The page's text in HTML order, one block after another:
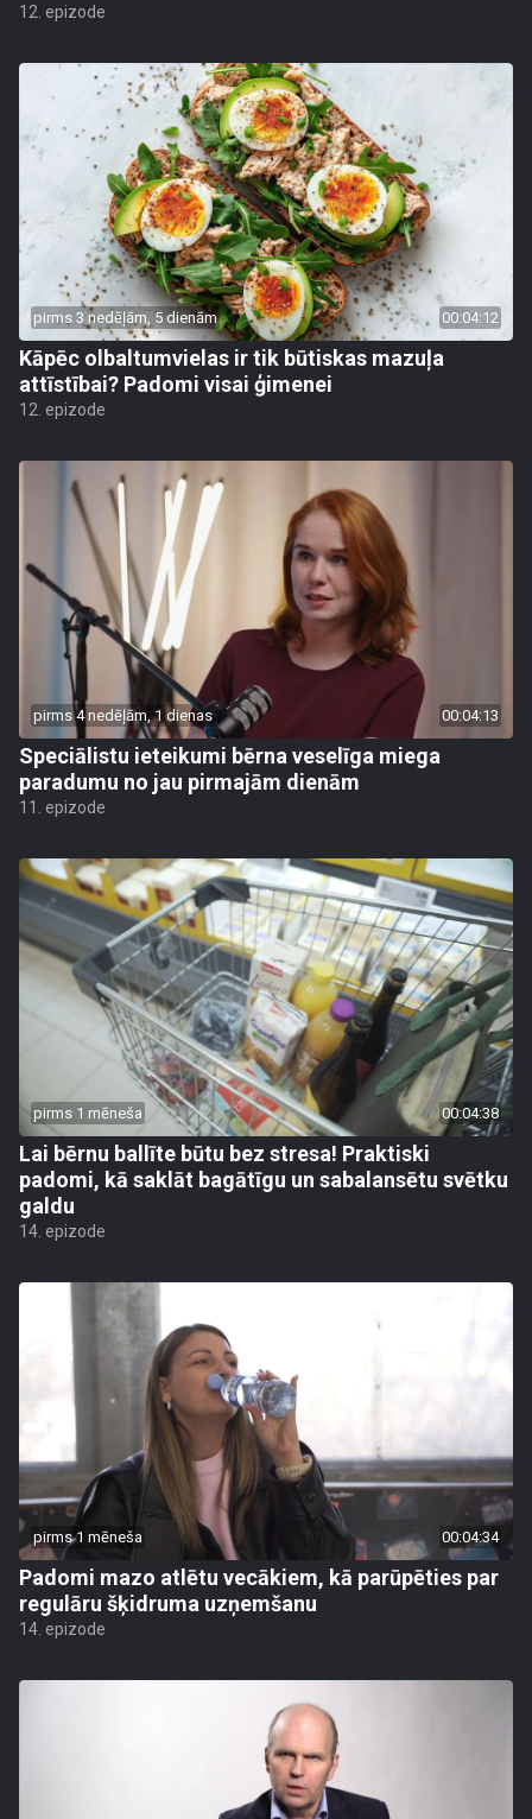
12. epizode
pirms 3 nedēļām, 5 dienām 00:04:12
Kāpēc olbaltumvielas ir tik būtiskas mazuļa
attīstībai? Padomi visai ģimenei
12. epizode
pirms 4 nedēļām, 1 dienas 00:04:13
Speciālistu ieteikumi bērna veselīga miega
paradumu no jau pirmajām dienām
11. epizode
pirms 1 mēneša 00:04:38
Lai bērnu ballīte būtu bez stresa! Praktiski
padomi, kā saklāt bagātīgu un sabalansētu svētku
galdu
14. epizode
pirms 1 mēneša 00:04:34
Padomi mazo atlētu vecākiem, kā parūpēties par
regulāru šķidruma uzņemšanu
14. epizode